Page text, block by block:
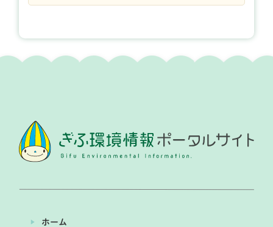
※5月23日が大雨の場合は24日へ、10月17日は18日へ
ホーム